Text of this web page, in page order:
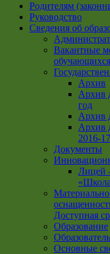
Родителям
Руководство
Сведения об
Вакантные
обучающихся
Архив
Архив
год
Архив
Архив
2016-
Документы
Лицей
Доступная
Образование
Основные